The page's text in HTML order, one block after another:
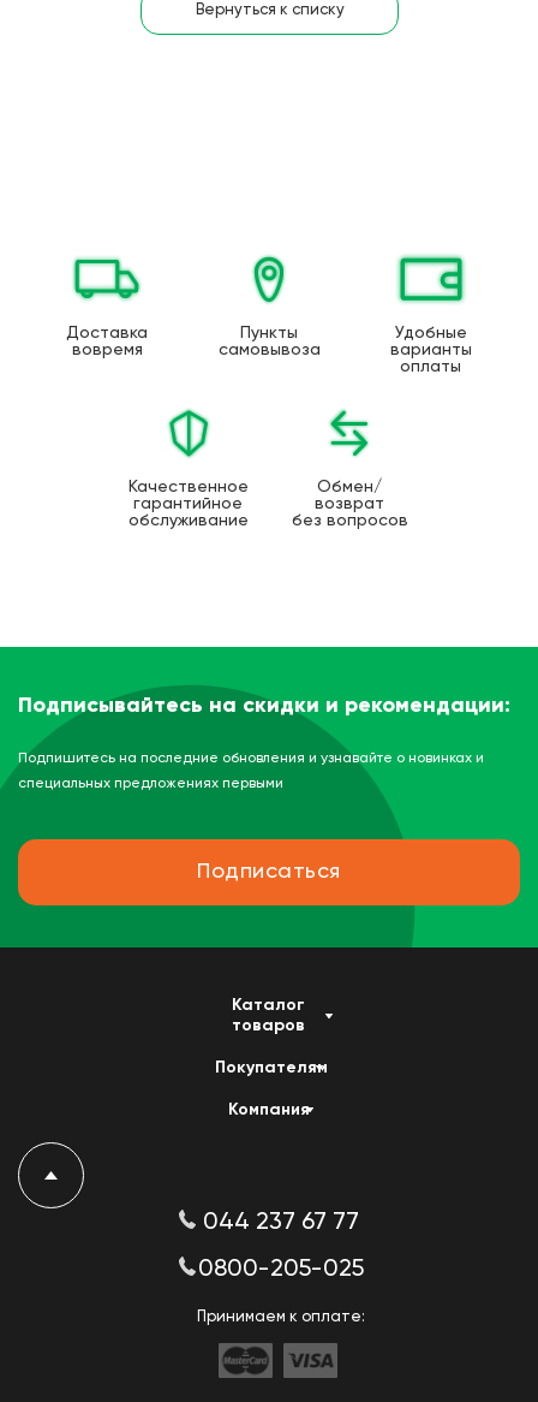
Вернуться к списку
Доставка
вовремя
Пункты
самовывоза
Удобные
варианты
оплаты
Качественное
гарантийное
обслуживание
Обмен/
возврат
без вопросов
Подписывайтесь на скидки и рекомендации:
Подпишитесь на последние обновления и узнавайте о новинках и
специальных предложениях первыми
Подписаться
Каталог
товаров
Покупателям
Компания
044 237 67 77
0800-205-025
Принимаем к оплате: